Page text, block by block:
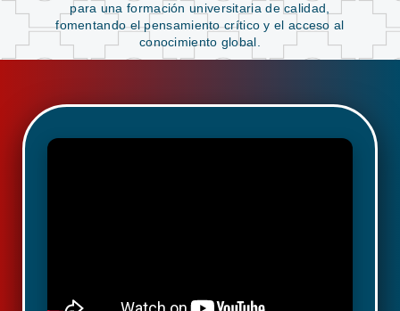
para una formación universitaria de calidad,
fomentando el pensamiento crítico y el acceso al
conocimiento global.